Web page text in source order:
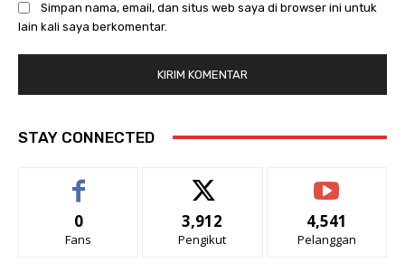
Simpan nama, email, dan situs web saya di browser ini untuk
lain kali saya berkomentar.
STAY CONNECTED
0
Fans
3,912
Pengikut
4,541
Pelanggan